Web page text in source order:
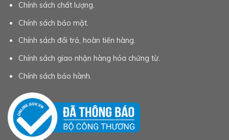
Chính sách chất lượng.
Chính sách bảo mật.
Chính sách đổi trả, hoàn tiền hàng.
Chính sách giao nhận hàng hóa chứng từ.
Chính sách bảo hành.